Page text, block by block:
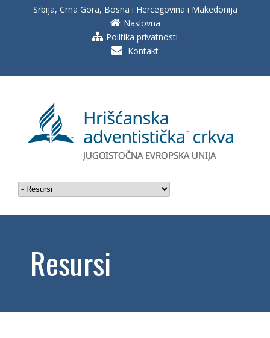
Srbija, Crna Gora, Bosna i Hercegovina i Makedonija
Naslovna
Politika privatnosti
Kontakt
Resursi